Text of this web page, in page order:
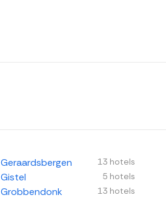
Geraardsbergen 13 hotels
Gistel 5 hotels
Grobbendonk 13 hotels